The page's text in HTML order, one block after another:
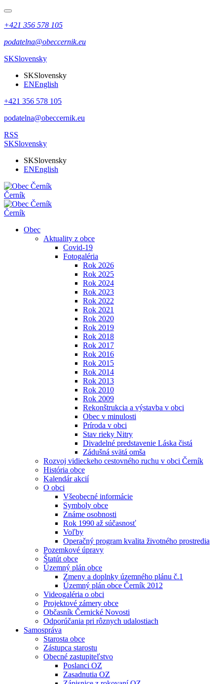
+421 356 578 105
podatelna@obeccernik.eu
SKSlovensky
SKSlovensky
ENEnglish
+421 356 578 105
podatelna@obeccernik.eu
RSS
SKSlovensky
SKSlovensky
ENEnglish
Černík
Černík
Obec
Aktuality z obce
Covid-19
Fotogaléria
Rok 2026
Rok 2025
Rok 2024
Rok 2023
Rok 2022
Rok 2021
Rok 2020
Rok 2019
Rok 2018
Rok 2017
Rok 2016
Rok 2015
Rok 2014
Rok 2013
Rok 2010
Rok 2009
Rekonštrukcia a výstavba v obci
Obec v minulosti
Príroda v obci
Stav rieky Nitry
Divadelné predstavenie Láska čistá
Zádušná svätá omša
Rozvoj vidieckeho cestovného ruchu v obci Černík
História obce
Kalendár akcií
O obci
Všeobecné informácie
Symboly obce
Známe osobnosti
Rok 1990 až súčasnosť
Voľby
Operačný program kvalita životného prostredia
Pozemkové úpravy
Štatút obce
Územný plán obce
Zmeny a doplnky územného plánu č.1
Územný plán obce Černík 2012
Videogaléria o obci
Projektové zámery obce
Občasník Černické Novosti
Odporúčania pri rôznych udalostiach
Samospráva
Starosta obce
Zástupca starostu
Obecné zastupiteľstvo
Poslanci OZ
Zasadnutia OZ